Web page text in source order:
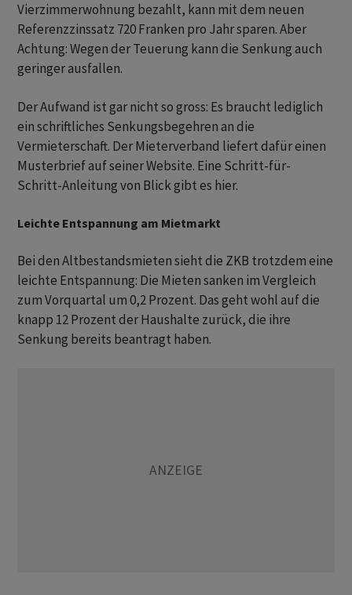
Vierzimmerwohnung bezahlt, kann mit dem neuen
Referenzzinssatz 720 Franken pro Jahr sparen. Aber
Achtung: Wegen der Teuerung kann die Senkung auch
geringer ausfallen.
Der Aufwand ist gar nicht so gross: Es braucht lediglich
ein schriftliches Senkungsbegehren an die
Vermieterschaft. Der Mieterverband liefert dafür einen
Musterbrief auf seiner Website. Eine Schritt-für-
Schritt-Anleitung von Blick gibt es hier.
Leichte Entspannung am Mietmarkt
Bei den Altbestandsmieten sieht die ZKB trotzdem eine
leichte Entspannung: Die Mieten sanken im Vergleich
zum Vorquartal um 0,2 Prozent. Das geht wohl auf die
knapp 12 Prozent der Haushalte zurück, die ihre
Senkung bereits beantragt haben.